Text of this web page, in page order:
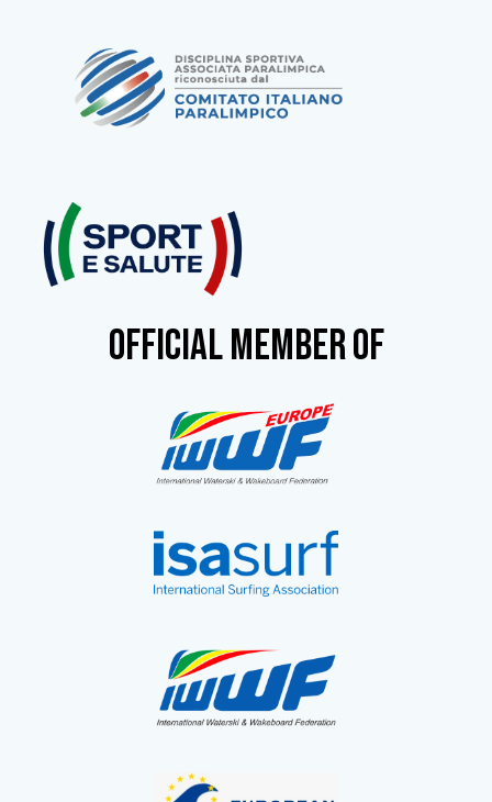
OFFICIAL MEMBER OF